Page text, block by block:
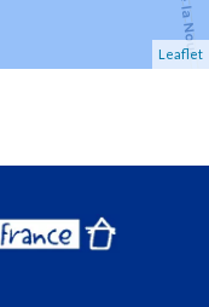
Leaflet